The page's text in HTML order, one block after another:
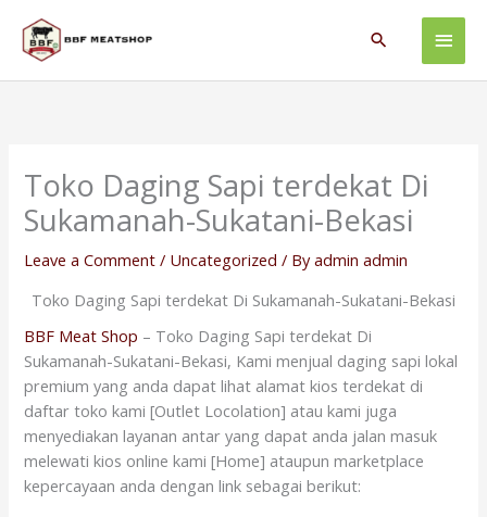
content
Main
Search
Toko Daging Sapi terdekat Di
Sukamanah-Sukatani-Bekasi
Leave a Comment / Uncategorized / Byadmin admin
Toko Daging Sapi terdekat Di Sukamanah-Sukatani-Bekasi
BBF Meat Shop – Toko Daging Sapi terdekat Di
Sukamanah-Sukatani-Bekasi, Kami menjual daging sapi lokal
premium yang anda dapat lihat alamat kios terdekat di
daftar toko kami [Outlet Locolation] atau kami juga
menyediakan layanan antar yang dapat anda jalan masuk
melewati kios online kami [Home] ataupun marketplace
kepercayaan anda dengan link sebagai berikut: